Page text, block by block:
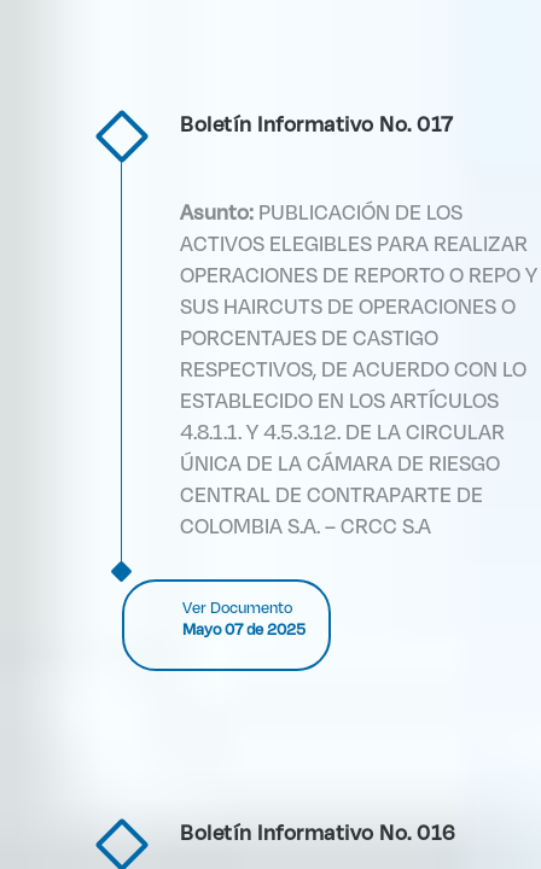
Boletín Informativo No. 017
Asunto: PUBLICACIÓN DE LOS
ACTIVOS ELEGIBLES PARA REALIZAR
OPERACIONES DE REPORTO O REPO Y
SUS HAIRCUTS DE OPERACIONES O
PORCENTAJES DE CASTIGO
RESPECTIVOS, DE ACUERDO CON LO
ESTABLECIDO EN LOS ARTÍCULOS
4.8.1.1. Y 4.5.3.12. DE LA CIRCULAR
ÚNICA DE LA CÁMARA DE RIESGO
CENTRAL DE CONTRAPARTE DE
COLOMBIA S.A. – CRCC S.A
Ver Documento
Mayo 07 de 2025
Boletín Informativo No. 016